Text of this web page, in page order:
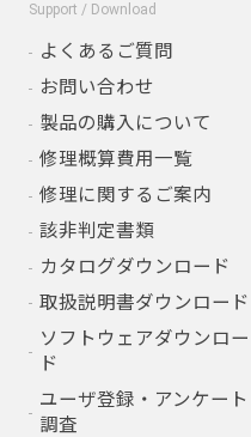
Support / Download
よくあるご質問
お問い合わせ
製品の購入について
修理概算費用一覧
修理に関するご案内
該非判定書類
カタログダウンロード
取扱説明書ダウンロード
ソフトウェアダウンロー
ド
ユーザ登録・アンケート
調査